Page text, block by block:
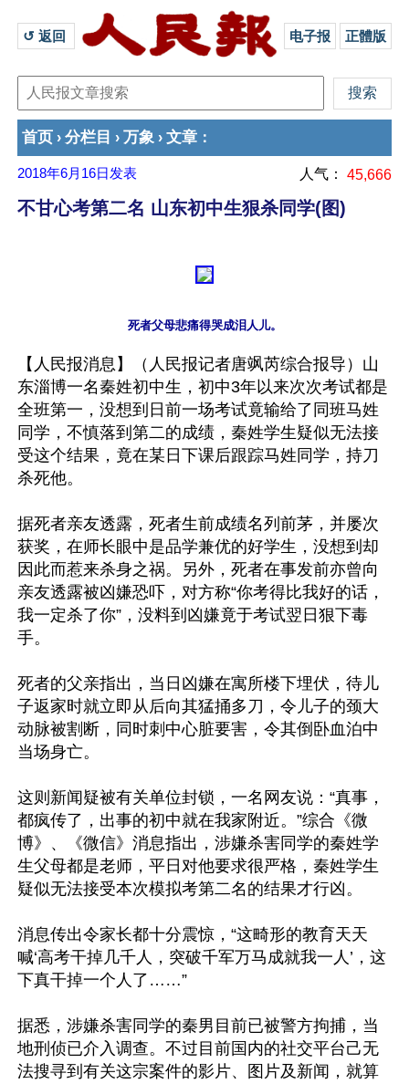
↺ 返回 电子报 正體版
首页 › 分栏目 › 万象 › 文章 ：
2018年6月16日 发表 人气： 45,666
不甘心考第二名 山东初中生狠杀同学(图)
【人民报消息】（人民报记者唐飒芮综合报导）山
东淄博一名秦姓初中生，初中3年以来次次考试都是
全班第一，没想到日前一场考试竟输给了同班马姓
同学，不慎落到第二的成绩，秦姓学生疑似无法接
受这个结果，竟在某日下课后跟踪马姓同学，持刀
杀死他。
据死者亲友透露，死者生前成绩名列前茅，并屡次
获奖，在师长眼中是品学兼优的好学生，没想到却
因此而惹来杀身之祸。另外，死者在事发前亦曾向
亲友透露被凶嫌恐吓，对方称“你考得比我好的话，
我一定杀了你”，没料到凶嫌竟于考试翌日狠下毒
手。
死者的父亲指出，当日凶嫌在寓所楼下埋伏，待儿
子返家时就立即从后向其猛捅多刀，令儿子的颈大
动脉被割断，同时刺中心脏要害，令其倒卧血泊中
当场身亡。
这则新闻疑被有关单位封锁，一名网友说：“真事，
都疯传了，出事的初中就在我家附近。”综合《微
博》、《微信》消息指出，涉嫌杀害同学的秦姓学
生父母都是老师，平日对他要求很严格，秦姓学生
疑似无法接受本次模拟考第二名的结果才行凶。
消息传出令家长都十分震惊，“这畸形的教育天天
喊‘高考干掉几千人，突破千军万马成就我一人’，这
下真干掉一个人了……”
据悉，涉嫌杀害同学的秦男目前已被警方拘捕，当
地刑侦已介入调查。不过目前国内的社交平台己无
法搜寻到有关这宗案件的影片、图片及新闻，就算